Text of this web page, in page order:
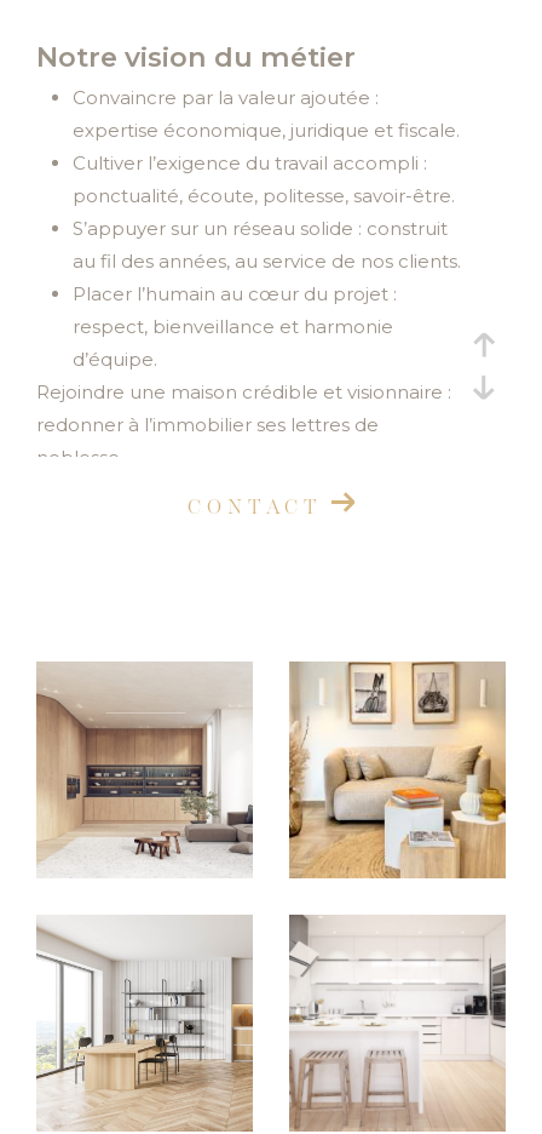
Notre vision du métier
Convaincre par la valeur ajoutée :
expertise économique, juridique et fiscale.
Cultiver l’exigence du travail accompli :
ponctualité, écoute, politesse, savoir-être.
S’appuyer sur un réseau solide : construit
au fil des années, au service de nos clients.
Placer l’humain au cœur du projet :
respect, bienveillance et harmonie
d’équipe.
Rejoindre une maison crédible et visionnaire :
redonner à l’immobilier ses lettres de
noblesse.
CONTACT
Surface
Pièces
Pièces
Référence
AFFINER LES CRITÈRES
TERRASSE PARKING
FILTRER PAR
RECHERCHER